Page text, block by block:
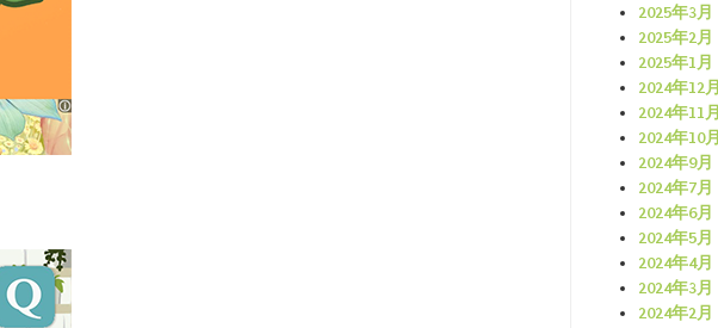
2025年3月
2025年2月
2025年1月
2024年12月
2024年11月
2024年10月
2024年9月
2024年7月
2024年6月
2024年5月
2024年4月
2024年3月
2024年2月